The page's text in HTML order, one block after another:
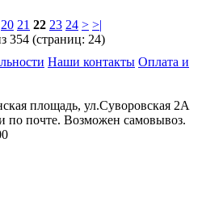
20 21 22 23 24 > >|
354 (страниц: 24)
Наши контакты Оплата и
площадь, ул.Суворовская 2А
по почте. Возможен самовывоз.